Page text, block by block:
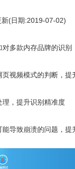
(日期:2019-07-02)
多款内存品牌的识别
视频模式的判断，提
，提升识别精准度
导致崩溃的问题，提